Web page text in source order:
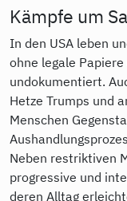
Kämpfe um
In den USA leben
ohne legale
undokumentiert.
Hetze Trumps und
Menschen
Neben restriktiven
progressive und
deren Alltag